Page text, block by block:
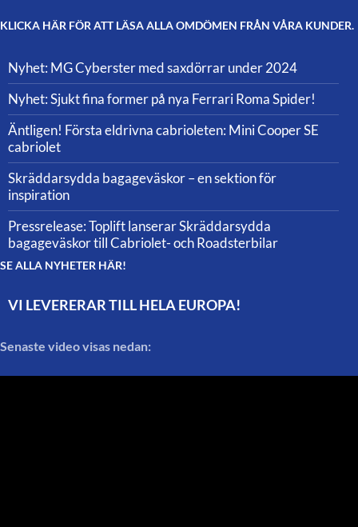
KLICKA HÄR FÖR ATT LÄSA ALLA OMDÖMEN FRÅN VÅRA KUNDER.
Nyhet: MG Cyberster med saxdörrar under 2024
Nyhet: Sjukt fina former på nya Ferrari Roma Spider!
Äntligen! Första eldrivna cabrioleten: Mini Cooper SE
cabriolet
Skräddarsydda bagageväskor – en sektion för
inspiration
Pressrelease: Toplift lanserar Skräddarsydda
bagageväskor till Cabriolet- och Roadsterbilar
SE ALLA NYHETER HÄR!
VI LEVERERAR TILL HELA EUROPA!
Senaste video visas nedan: